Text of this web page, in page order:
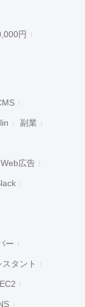
円
副業
Web広告
ー
スタント
EC2